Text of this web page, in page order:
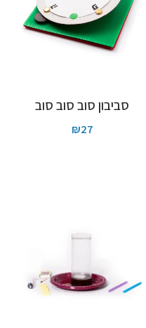
סביבון סוב סוב סוב
₪27